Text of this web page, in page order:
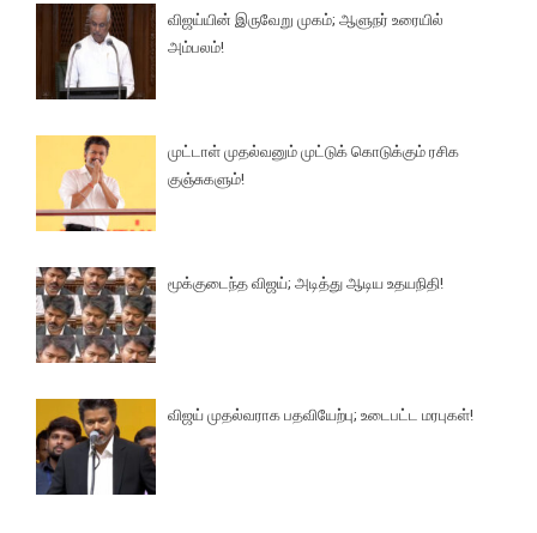
விஜய்யின் இருவேறு முகம்; ஆளுநர் உரையில்
அம்பலம்!
முட்டாள் முதல்வனும் முட்டுக் கொடுக்கும் ரசிக
குஞ்சுகளும்!
மூக்குடைந்த விஜய்; அடித்து ஆடிய உதயநிதி!
விஜய் முதல்வராக பதவியேற்பு; உடைபட்ட மரபுகள்!